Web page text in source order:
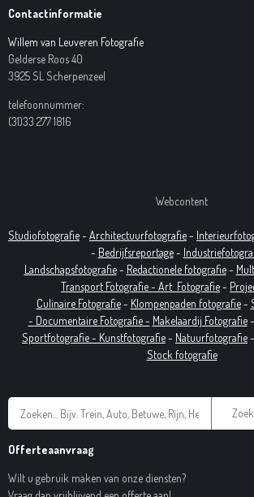
Contactinformatie
Willem van Leuveren Fotografie
Gelderse Roos 40
3925 SL Scherpenzeel
telefoonnummer:
(31)33 277 1816
Webcontent
Studiofotografie- Architectuurfotografie-
- Bedrijfsreportage- Industrie
Landschapsfotografie- Redactionele fotografie-
Transport Fotografie - Art Fotografie-
Culinaire Fotografie- Klompenpaden fotografie-
- Documentaire Fotografie- Makelaardij Fotografie-
Sportfotografie - Kunstfotografie- Natuurfotografie-
Stock fotografie
Offerteaanvraag
Wilt u gebruik maken van onze diensten?